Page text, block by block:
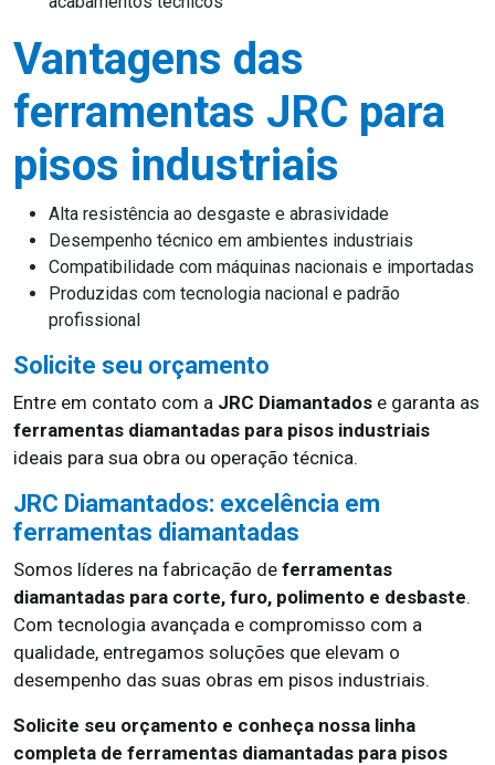
Vantagens das
ferramentas JRC para
pisos industriais
Alta resistência ao desgaste e abrasividade
Desempenho técnico em ambientes industriais
Compatibilidade com máquinas nacionais e importadas
Produzidas com tecnologia nacional e padrão
profissional
Solicite seu orçamento
Entre em contato com a JRC Diamantados e garanta as
ferramentas diamantadas para pisos industriais
ideais para sua obra ou operação técnica.
JRC Diamantados: excelência em
ferramentas diamantadas
Somos líderes na fabricação de ferramentas
diamantadas para corte, furo, polimento e desbaste.
Com tecnologia avançada e compromisso com a
qualidade, entregamos soluções que elevam o
desempenho das suas obras em pisos industriais.
Solicite seu orçamento e conheça nossa linha
completa de ferramentas diamantadas para pisos